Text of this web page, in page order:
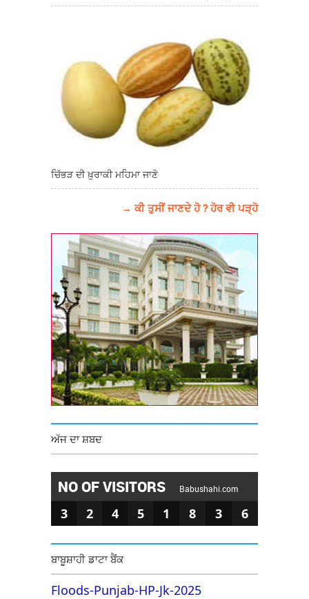
ਚਿੱਭੜ ਦੀ ਖ਼ੁਰਾਕੀ ਮਹਿਮਾ ਜਾਣੋ
→ ਕੀ ਤੁਸੀਂ ਜਾਣਦੇ ਹੋ ? ਹੋਰ ਵੀ ਪੜ੍ਹੋ
ਅੱਜ ਦਾ ਸ਼ਬਦ
NO OF VISITORS Babushahi.com
3 2 4 5 1 8 3 6
ਬਾਬੂਸ਼ਾਹੀ ਡਾਟਾ ਬੈਂਕ
Floods-Punjab-HP-Jk-2025